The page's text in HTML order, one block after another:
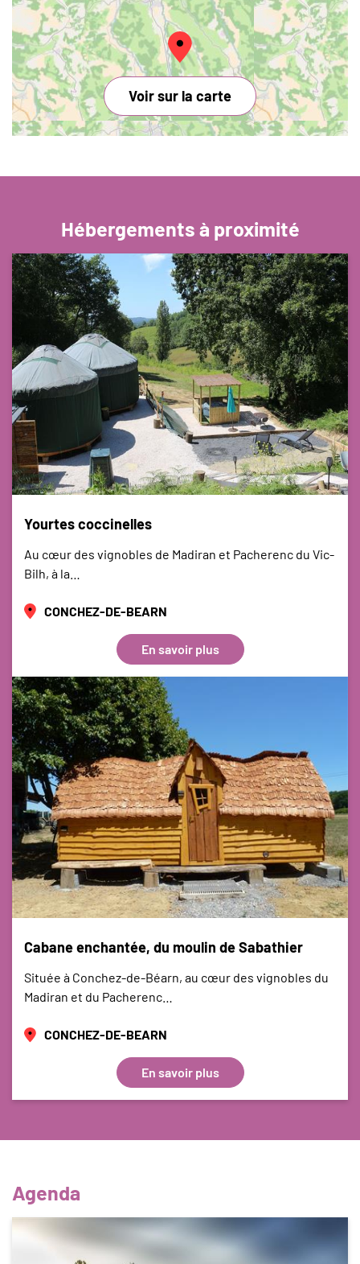
Voir sur la carte
Hébergements à proximité
Yourtes coccinelles
Au cœur des vignobles de Madiran et Pacherenc du Vic-
Bilh, à la…
CONCHEZ-DE-BEARN
En savoir plus
Cabane enchantée, du moulin de Sabathier
Située à Conchez-de-Béarn, au cœur des vignobles du
Madiran et du Pacherenc…
CONCHEZ-DE-BEARN
En savoir plus
Agenda